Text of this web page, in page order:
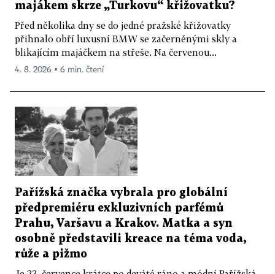
majákem skrze „Turkovu“ křižovatku?
Před několika dny se do jedné pražské křižovatky
přihnalo obří luxusní BMW se začerněnými skly a
blikajícím majáčkem na střeše. Na červenou...
4. 8. 2026 ▪ 6 min. čtení
Pařížská značka vybrala pro globální
předpremiéru exkluzivních parfémů
Prahu, Varšavu a Krakov. Matka a syn
osobně představili kreace na téma voda,
růže a pižmo